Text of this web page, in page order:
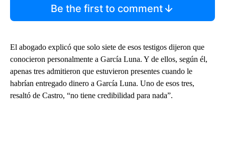
Be the first to comment
El abogado explicó que solo siete de esos testigos dijeron que
conocieron personalmente a García Luna. Y de ellos, según él,
apenas tres admitieron que estuvieron presentes cuando le
habrían entregado dinero a García Luna. Uno de esos tres,
resaltó de Castro, “no tiene credibilidad para nada”.